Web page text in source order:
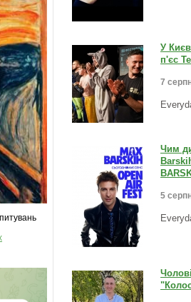
У
п'єс
7
Чим
5